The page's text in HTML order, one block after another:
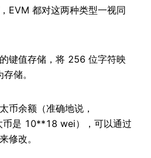
EVM 都对这两种类型一视同
键值存储，将 256 位字符映
储。
币余额（准确地说，
币是 10**18 wei），可以通过
修改。